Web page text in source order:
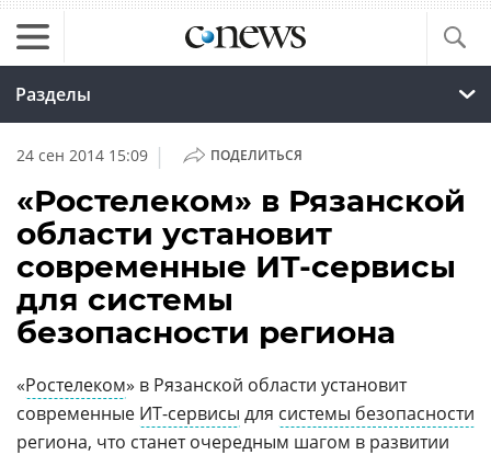
Разделы
24 сен 2014 15:09 | ПОДЕЛИТЬСЯ
«Ростелеком» в Рязанской
области установит
современные ИТ-сервисы
для системы
безопасности региона
«Ростелеком» в Рязанской области установит
современные ИТ-сервисы для системы безопасности
региона, что станет очередным шагом в развитии